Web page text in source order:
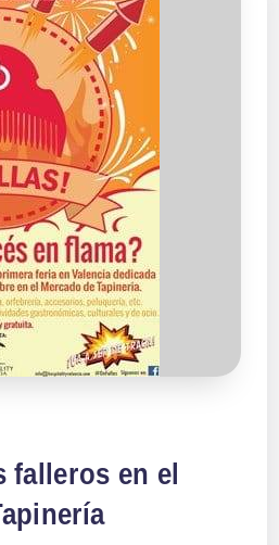
falleros en el